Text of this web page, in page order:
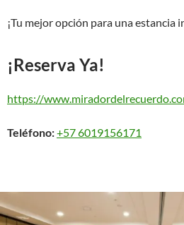
¡Tu mejor opción para una estancia
¡Reserva Ya!
https://
Teléfono:+57 6019156171